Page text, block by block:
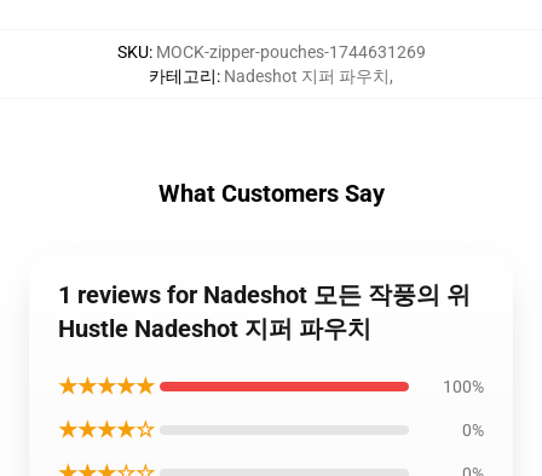
SKU: MOCK-zipper-pouches-1744631269
카테고리: Nadeshot 지퍼 파우치,
What Customers Say
1 reviews for Nadeshot 모든 작풍의 위
Hustle Nadeshot 지퍼 파우치
★★★★★ 100%
★★★★☆ 0%